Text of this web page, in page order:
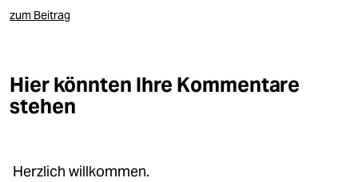
zum Beitrag
Hier könnten Ihre Kommentare
stehen
Herzlich willkommen.